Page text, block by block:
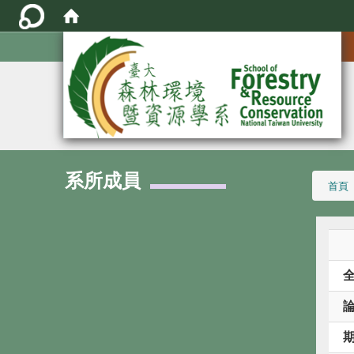
系所成員 首頁